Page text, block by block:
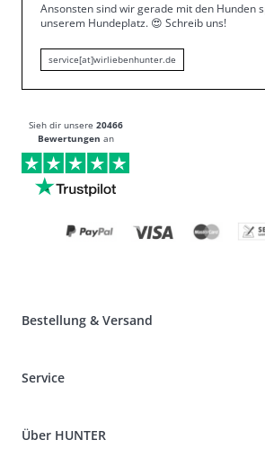
Ansonsten sind wir gerade mit den Hunden
unserem Hundeplatz. 😍 Schreib uns!
service[at]wirliebenhunter.de
Sieh dir unsere 20466
Bewertungen an
Bestellung & Versand
Specials für Hundeprofis
Informationen zur Lieferung
Service
Rassentabelle
Über HUNTER